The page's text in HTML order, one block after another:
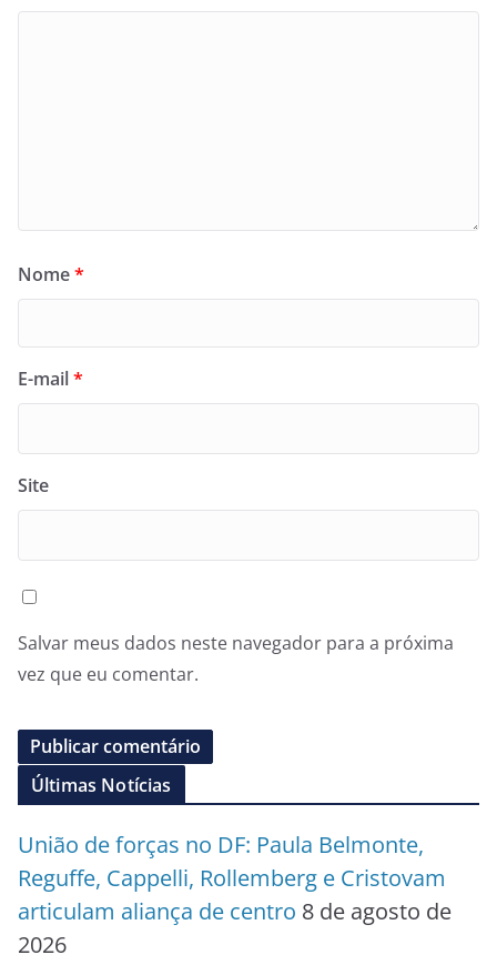
Nome*
E-mail*
Site
Salvar meus dados neste navegador para a próxima
vez que eu comentar.
Últimas Notícias
União de forças no DF: Paula Belmonte,
Reguffe, Cappelli, Rollemberg e Cristovam
articulam aliança de centro 8 de agosto de
2026